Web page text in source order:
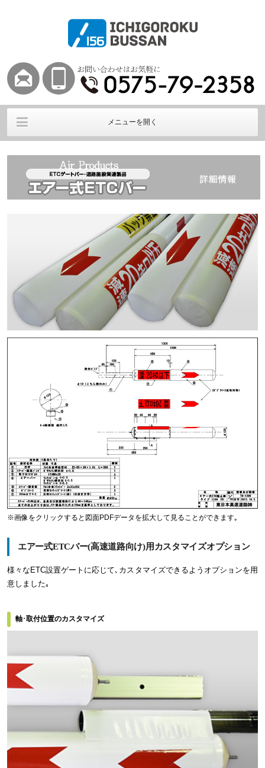
メニューを開く
その他阻止棒 導入実績 会社概要
※画像をクリックすると図面PDFデータを拡大して見ることができます｡
エアー式ETCバー(高速道路向け)用カスタマイズオプション
様々なETC設置ゲートに応じて､カスタマイズできるようオプションを用
意しました｡
軸･取付位置のカスタマイズ